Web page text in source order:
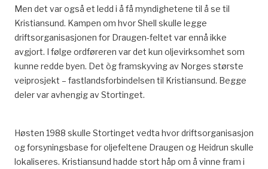
Men det var også et ledd i å få myndighetene til å se til
Kristiansund. Kampen om hvor Shell skulle legge
driftsorganisasjonen for Draugen-feltet var ennå ikke
avgjort. I følge ordføreren var det kun oljevirksomhet som
kunne redde byen. Det òg framskyving av Norges største
veiprosjekt – fastlandsforbindelsen til Kristiansund. Begge
deler var avhengig av Stortinget.
Høsten 1988 skulle Stortinget vedta hvor driftsorganisasjon
og forsyningsbase for oljefeltene Draugen og Heidrun skulle
lokaliseres. Kristiansund hadde stort håp om å vinne fram i